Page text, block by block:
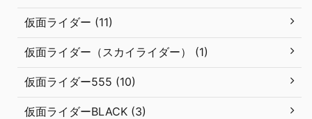
仮面ライダー (11)
仮面ライダー（スカイライダー） (1)
仮面ライダー555 (10)
仮面ライダーBLACK (3)